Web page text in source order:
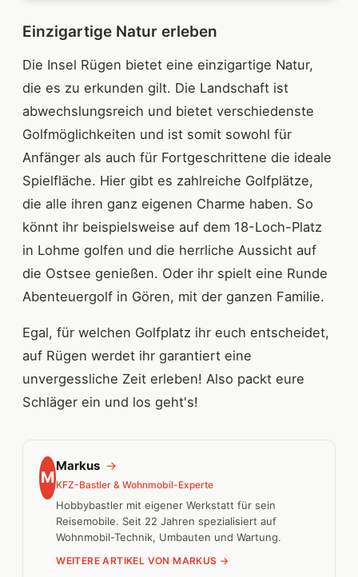
Einzigartige Natur erleben
Die Insel Rügen bietet eine einzigartige Natur,
die es zu erkunden gilt. Die Landschaft ist
abwechslungsreich und bietet verschiedenste
Golfmöglichkeiten und ist somit sowohl für
Anfänger als auch für Fortgeschrittene die ideale
Spielfläche. Hier gibt es zahlreiche Golfplätze,
die alle ihren ganz eigenen Charme haben. So
könnt ihr beispielsweise auf dem 18-Loch-Platz
in Lohme golfen und die herrliche Aussicht auf
die Ostsee genießen. Oder ihr spielt eine Runde
Abenteuergolf in Gören, mit der ganzen Familie.
Egal, für welchen Golfplatz ihr euch entscheidet,
auf Rügen werdet ihr garantiert eine
unvergessliche Zeit erleben! Also packt eure
Schläger ein und los geht's!
M
Markus →
KFZ-Bastler & Wohnmobil-Experte
Hobbybastler mit eigener Werkstatt für sein
Reisemobile. Seit 22 Jahren spezialisiert auf
Wohnmobil-Technik, Umbauten und Wartung.
WEITERE ARTIKEL VON MARKUS →